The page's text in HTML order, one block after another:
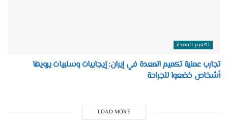
تكميم المعدة
تجارب عملية تكميم المعدة في إيران: إيجابيات وسلبيات يرويها
أشخاص خضعوا للجراحة
LOAD MORE